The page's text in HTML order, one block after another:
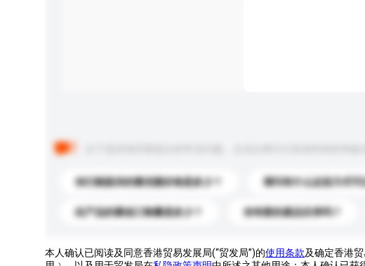
你们能提供的最优惠价格是多少？ 请问有什么运送方式可
此产品的最低订购量是多少？ 你有新的產品目录吗？
本人确认已阅读及同意香港贸易发展局(“贸发局”)的使用条款及确定香港